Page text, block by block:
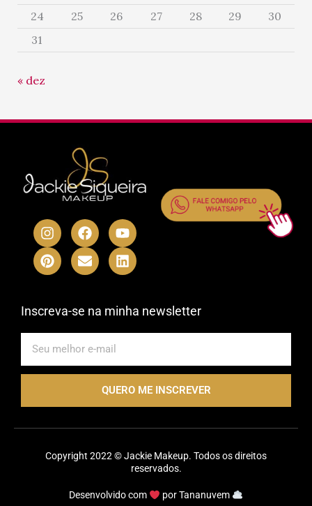
24
25 26 27 28 29
30
31
« dez
I
n
s
t
a
r
m
F
a
c
e
b
o
Y
o
u
t
u
e
P
i
n
t
e
e
t
E
n
v
e
l
p
L
i
n
k
e
i
Inscreva-se na minha newsletter
QUERO ME INSCREVER
Copyright 2022 © Jackie Makeup. Todos os direitos
reservados.
Desenvolvido com porTananuvem